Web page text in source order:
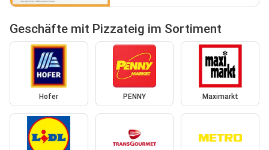
Geschäfte mit Pizzateig im Sortiment
Hofer PENNY Maximarkt